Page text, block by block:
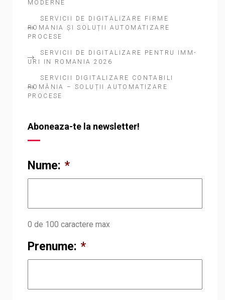
MODERNE
SERVICII DE DIGITALIZARE FIRME
ROMANIA ȘI SOLUȚII AUTOMATIZARE
PROCESE
SERVICII DE DIGITALIZARE PENTRU IMM-
URI IN ROMANIA 2026
SERVICII DIGITALIZARE CONTABILI
ROMÂNIA – SOLUȚII AUTOMATIZARE
PROCESE
Aboneaza-te la newsletter!
Nume: *
0 de 100 caractere max
Prenume: *